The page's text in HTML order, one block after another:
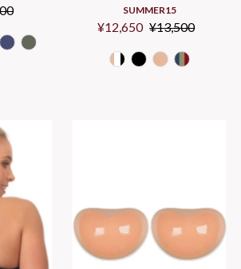
SUMMER15
Sale
¥12,650 Regular
¥13,500